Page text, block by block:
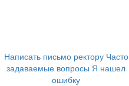
Написать письмо ректору Часто
задаваемые вопросы Я нашел
ошибку